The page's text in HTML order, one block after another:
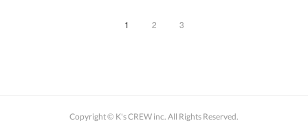
1 2 3
Copyright © K's CREW inc. All Rights Reserved.